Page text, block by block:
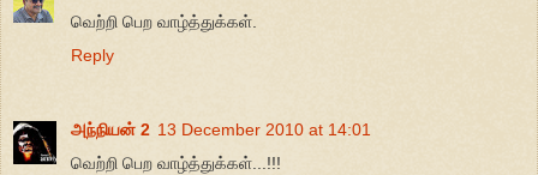
வெற்றி பெற வாழ்த்துக்கள்.
Reply
அந்நியன் 2 13 December 2010 at 14:01
வெற்றி பெற வாழ்த்துக்கள்...!!!